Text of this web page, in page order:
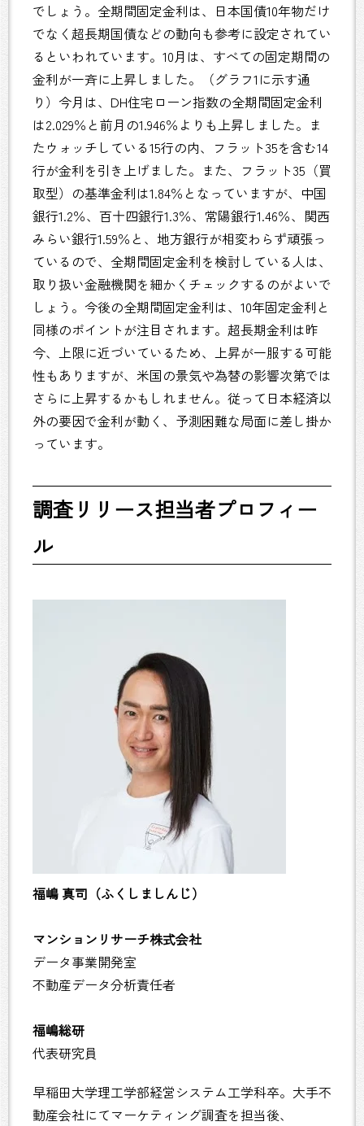
でしょう。全期間固定金利は、日本国債10年物だけ
でなく超長期国債などの動向も参考に設定されてい
るといわれています。10月は、すべての固定期間の
金利が一斉に上昇しました。（グラフ1に示す通
り）今月は、DH住宅ローン指数の全期間固定金利
は2.029％と前月の1.946％よりも上昇しました。ま
たウォッチしている15行の内、フラット35を含む14
行が金利を引き上げました。また、フラット35（買
取型）の基準金利は1.84％となっていますが、中国
銀行1.2％、百十四銀行1.3％、常陽銀行1.46％、関西
みらい銀行1.59％と、地方銀行が相変わらず頑張っ
ているので、全期間固定金利を検討している人は、
取り扱い金融機関を細かくチェックするのがよいで
しょう。今後の全期間固定金利は、10年固定金利と
同様のポイントが注目されます。超長期金利は昨
今、上限に近づいているため、上昇が一服する可能
性もありますが、米国の景気や為替の影響次第では
さらに上昇するかもしれません。従って日本経済以
外の要因で金利が動く、予測困難な局面に差し掛か
っています。
調査リリース担当者プロフィー
ル
福嶋 真司（ふくしましんじ）
マンションリサーチ株式会社
データ事業開発室
不動産データ分析責任者
福嶋総研
代表研究員
早稲田大学理工学部経営システム工学科卒。大手不
動産会社にてマーケティング調査を担当後、